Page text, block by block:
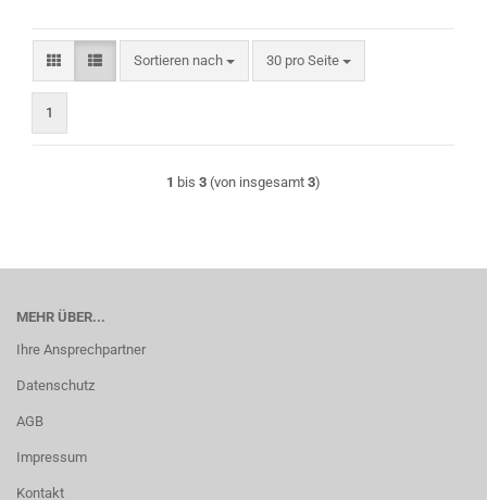
Sortieren nach
Sortieren nach 30 pro Seite
pro Seite
1
1 bis 3 (von insgesamt 3)
MEHR ÜBER...
Ihre Ansprechpartner
Datenschutz
AGB
Impressum
Kontakt